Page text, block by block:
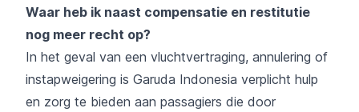
Waar heb ik naast compensatie en restitutie
nog meer recht op?
In het geval van een vluchtvertraging, annulering of
instapweigering is Garuda Indonesia verplicht hulp
en zorg te bieden aan passagiers die door